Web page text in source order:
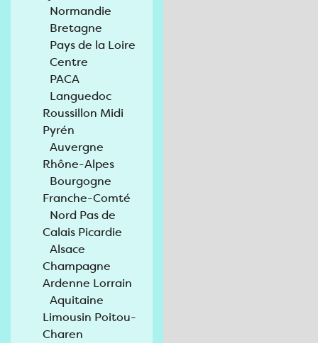
Normandie
Bretagne
Pays de la Loire
Centre
PACA
Languedoc
Roussillon Midi
Pyrén
Auvergne
Rhône-Alpes
Bourgogne
Franche-Comté
Nord Pas de
Calais Picardie
Alsace
Champagne
Ardenne Lorrain
Aquitaine
Limousin Poitou-
Charen